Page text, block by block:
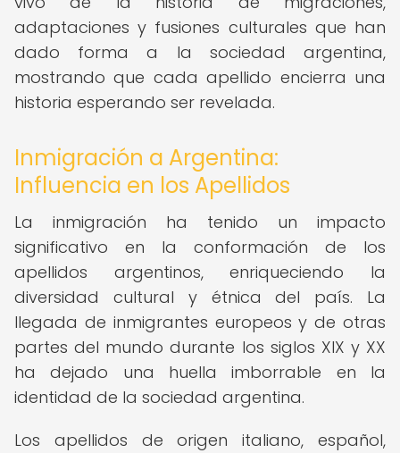
adaptaciones y fusiones culturales que han
dado forma a la sociedad argentina,
mostrando que cada apellido encierra una
historia esperando ser revelada.
Inmigración a Argentina:
Influencia en los Apellidos
La inmigración ha tenido un impacto
significativo en la conformación de los
apellidos argentinos, enriqueciendo la
diversidad cultural y étnica del país. La
llegada de inmigrantes europeos y de otras
partes del mundo durante los siglos XIX y XX
ha dejado una huella imborrable en la
identidad de la sociedad argentina.
Los apellidos de origen italiano, español,